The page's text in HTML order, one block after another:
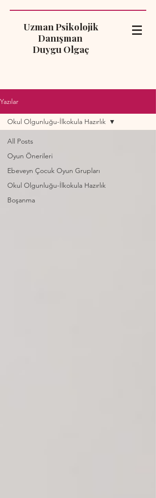
Uzman Psikolojik
Danışman
Duygu Olgaç
Yazılar
All Posts
Oyun Önerileri
Ebeveyn Çocuk Oyun Grupları
Okul Olgunluğu-İlkokula Hazırlık
Boşanma
Okul Olgunluğu-İlkokula Hazırlık